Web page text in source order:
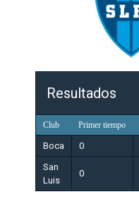
Resultados
Club Primer tiempo
Boca 0
San
Luis
0